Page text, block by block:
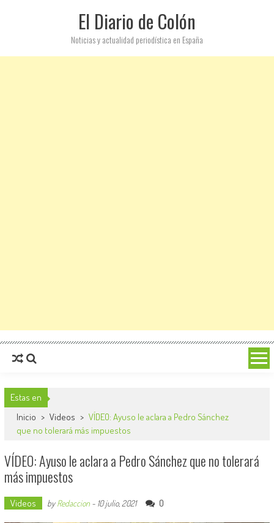
El Diario de Colón
Noticias y actualidad periodística en España
Estas en
Inicio > Videos > VÍDEO: Ayuso le aclara a Pedro Sánchez
que no tolerará más impuestos
VÍDEO: Ayuso le aclara a Pedro Sánchez que no tolerará
más impuestos
Videos byRedaccion- 10 julio, 2021 0